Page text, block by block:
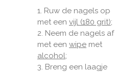
1. Ruw de nagels op
met een vijl (180 grit);
2. Neem de nagels af
met een wipe met
alcohol;
3. Breng een laagje